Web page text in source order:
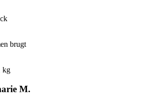
brugt
kg
M.